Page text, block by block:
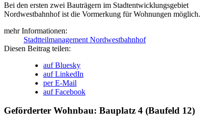
Bei den ersten zwei Bauträgern im Stadtentwicklungsgebiet
Nordwestbahnhof ist die Vormerkung für Wohnungen möglich.
mehr Informationen:
Stadtteilmanagement Nordwestbahnhof
Diesen Beitrag teilen:
auf Bluesky
auf LinkedIn
per E-Mail
auf Facebook
Geförderter Wohnbau: Bauplatz 4 (Baufeld 12)